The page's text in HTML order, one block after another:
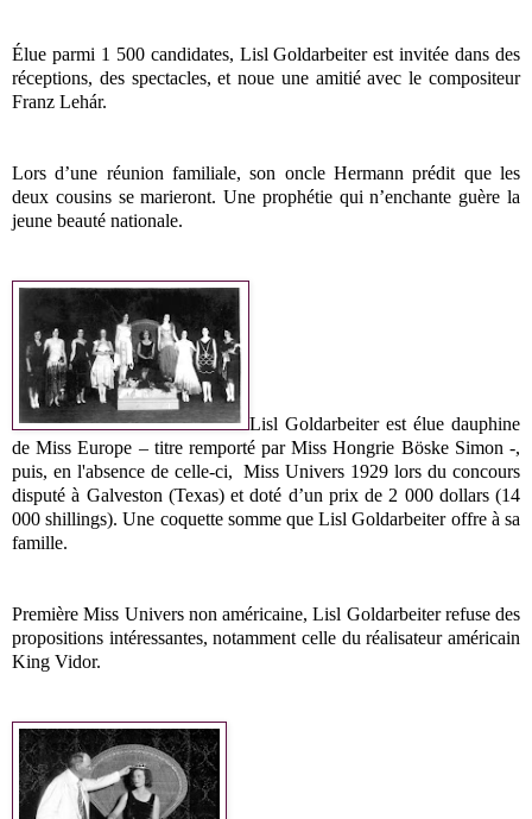
Élue parmi 1 500 candidates, Lisl Goldarbeiter est invitée dans des
réceptions, des spectacles, et noue une amitié avec le compositeur
Franz Lehár.
Lors d’une réunion familiale, son oncle Hermann prédit que les
deux cousins se marieront. Une prophétie qui n’enchante guère la
jeune beauté nationale.
Lisl Goldarbeiter est élue dauphine
de Miss Europe – titre remporté par Miss Hongrie Böske Simon -,
puis, en l'absence de celle-ci, Miss Univers 1929 lors du concours
disputé à Galveston (Texas) et doté d’un prix de 2 000 dollars (14
000 shillings). Une coquette somme que Lisl Goldarbeiter offre à sa
famille.
Première Miss Univers non américaine, Lisl Goldarbeiter refuse des
propositions intéressantes, notamment celle du réalisateur américain
King Vidor.